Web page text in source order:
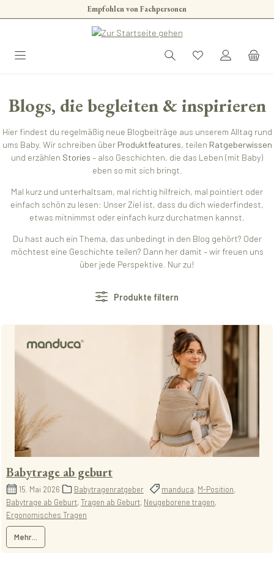
Zum Hauptinhalt springenEmpfohlen von Fachpersonen
Blogs, die begleiten & inspirieren
Hier findest du regelmäßig neue Blogbeiträge aus unserem Alltag rund
ums Baby. Wir schreiben über Produktfeatures, teilen Ratgeberwissen
und erzählen Stories – also Geschichten, die das Leben (mit Baby)
eben so mit sich bringt.
Mal kurz und unterhaltsam, mal richtig hilfreich, mal pointiert oder
einfach schön zu lesen: Unser Ziel ist, dass du dich wiederfindest,
etwas mitnimmst oder einfach kurz durchatmen kannst.
Du hast auch ein Thema, das unbedingt in den Blog gehört? Oder
möchtest eine Geschichte teilen? Dann her damit – wir freuen uns
über jede Perspektive. Nur zu!
Produkte filtern
Babytrage ab geburt
15. Mai 2026 Babytragenratgeber manduca, M-Position,
Babytrage ab Geburt,Tragen ab Geburt, Neugeborene tragen,
Ergonomisches Tragen
Mehr...